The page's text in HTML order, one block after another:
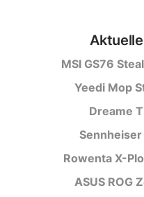
MSI GS76
Yeedi Mop
Dreame
Rowenta X-
ASUS ROG